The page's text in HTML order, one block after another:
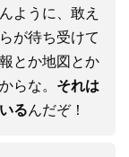
ように、敢え
が待ち受けて
とか地図とか
らな。 それは
るんだぞ！